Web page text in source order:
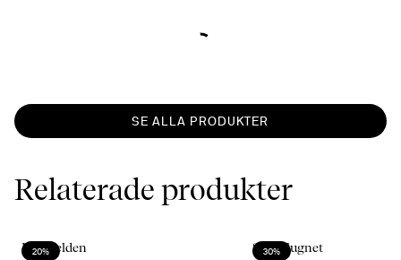
SE ALLA PRODUKTER
Relaterade produkter
20%
Lägerelden
30%
Skogslugnet